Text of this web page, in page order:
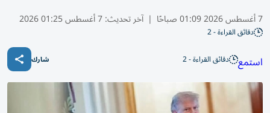
7 أغسطس 2026 01:09 صباحًا | آخر تحديث:7 أغسطس 01:25 2026
دقائق القراءة - 2
استمع دقائق القراءة - 2 شارك